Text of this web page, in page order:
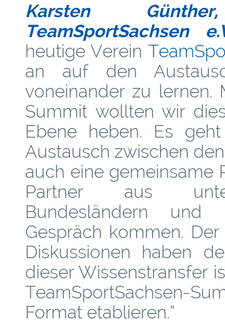
Karsten Günther,
TeamSportSachsen
heutige Verein
an auf den
voneinander zu lernen.
Summit wollten wir
Ebene heben. Es
Austausch zwischen
auch eine gemeinsame
Partner aus
Bundesländern und
Gespräch kommen.
Diskussionen haben
dieser Wissenstransfer
TeamSportSachsen-
Format etablieren.“